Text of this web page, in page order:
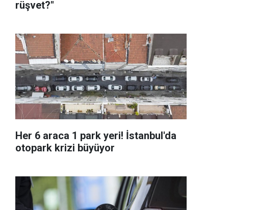
rüşvet?"
Her 6 araca 1 park yeri! İstanbul'da
otopark krizi büyüyor